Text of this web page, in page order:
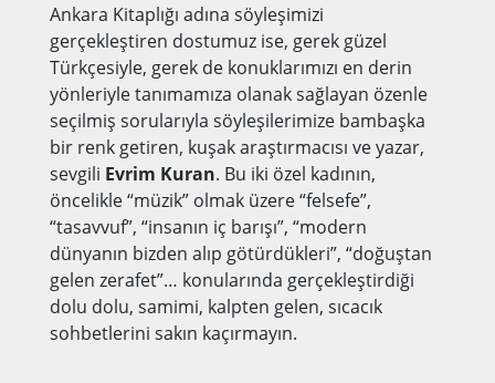
Ankara Kitaplığı adına söyleşimizi
gerçekleştiren dostumuz ise, gerek güzel
Türkçesiyle, gerek de konuklarımızı en derin
yönleriyle tanımamıza olanak sağlayan özenle
seçilmiş sorularıyla söyleşilerimize bambaşka
bir renk getiren, kuşak araştırmacısı ve yazar,
sevgili Evrim Kuran. Bu iki özel kadının,
öncelikle “müzik” olmak üzere “felsefe”,
“tasavvuf”, “insanın iç barışı”, “modern
dünyanın bizden alıp götürdükleri”, “doğuştan
gelen zerafet”… konularında gerçekleştirdiği
dolu dolu, samimi, kalpten gelen, sıcacık
sohbetlerini sakın kaçırmayın.